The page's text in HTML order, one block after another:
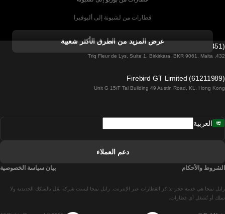
قطارات من لشبونة إلى ألبوفيرا
قطارات من ألبوفيرا إلى لشبونة
قطارات من لشبونة إلى لاغوس
قطارات من لشبونة إلى مدريد
عرض المزيد من الطرق الأكثر شعبية
Firebird GT Limited (OC 1451)
432, Triq Fleur de Lys, Suite 1, Birkirkara, BKR 9061, Malta
Firebird GT Limited (61211989)
Unit G 15/F Tal Building 49 Austin Road, KL, Hong Kong
رايل نينجا هي خدمة حجز تذاكر القطارات عبر الإنترنت. رايل نينجا ليست شركة نقل بالسكك الحديدية ولا
تملك أو تُشغل أي قطارات.
العربية
دعم العملاء
الشروط والأحكام بيان سياسة الخصوصية